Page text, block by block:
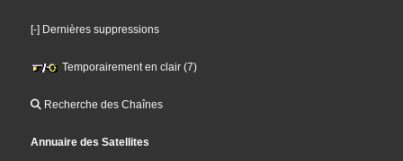
[-] Dernières suppressions
Temporairement en clair (7)
Recherche des Chaînes
Annuaire des Satellites